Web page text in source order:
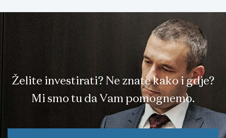
Želite investirati? Ne znate kako i gdje?
Mi smo tu da Vam pomognemo.